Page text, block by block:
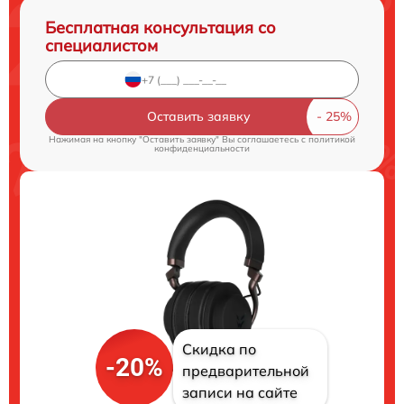
Бесплатная консультация со
специалистом
Оставить заявку
Нажимая на кнопку "Оставить заявку" Вы соглашаетесь cполитикой
конфиденциальности
-20%
Скидка по
предварительной
записи на сайте